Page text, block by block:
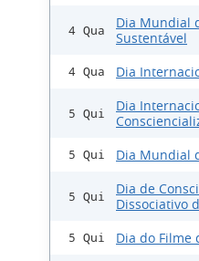
4 Qua
Dia Mundial
Sustentável
4 Qua Dia
5 Qui
Dia
5 Qui Dia Mundial
5 Qui
Dia de
Dissociativo
5 Qui Dia do Filme